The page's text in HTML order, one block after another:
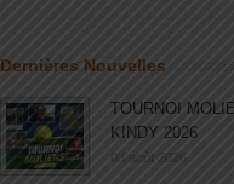
Dernières Nouvelles
TOURNOI
KINDY 2026
03 août 2026